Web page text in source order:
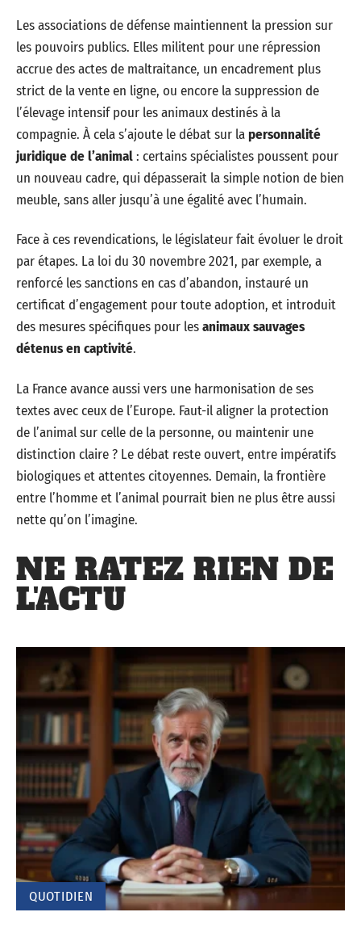
Les associations de défense maintiennent la pression sur
les pouvoirs publics. Elles militent pour une répression
accrue des actes de maltraitance, un encadrement plus
strict de la vente en ligne, ou encore la suppression de
l’élevage intensif pour les animaux destinés à la
compagnie. À cela s’ajoute le débat sur lapersonnalité
juridique de l’animal: certains spécialistes poussent pour
un nouveau cadre, qui dépasserait la simple notion de bien
meuble, sans aller jusqu’à une égalité avec l’humain.
Face à ces revendications, le législateur fait évoluer le droit
par étapes. La loi du 30 novembre 2021, par exemple, a
renforcé les sanctions en cas d’abandon, instauré un
certificat d’engagement pour toute adoption, et introduit
des mesures spécifiques pour lesanimaux sauvages
détenus en captivité.
La France avance aussi vers une harmonisation de ses
textes avec ceux de l’Europe. Faut-il aligner la protection
de l’animal sur celle de la personne, ou maintenir une
distinction claire ? Le débat reste ouvert, entre impératifs
biologiques et attentes citoyennes. Demain, la frontière
entre l’homme et l’animal pourrait bien ne plus être aussi
nette qu’on l’imagine.
NE RATEZ RIEN DE
L'ACTU
QUOTIDIEN